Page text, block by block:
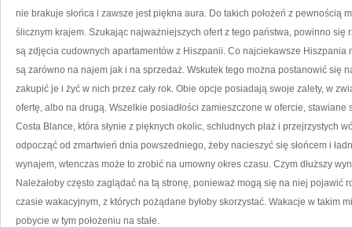
nie brakuje słońca i zawsze jest piękna aura. Do takich położeń z pewnością
ślicznym krajem. Szukając najważniejszych ofert z tego państwa, powinno się
są zdjęcia cudownych apartamentów z Hiszpanii. Co najciekawsze
są zarówno na najem jak i na sprzedaż. Wskutek tego można postanowić się
zakupić je i żyć w nich przez cały rok. Obie opcje posiadają swoje zalety, w
ofertę, albo na drugą. Wszelkie posiadłości zamieszczone w ofercie,
Costa Blance, która słynie z pięknych okolic, schludnych plaż i przejrzystych
odpocząć od zmartwień dnia powszedniego, żeby nacieszyć się słońcem i
wynajem, wtenczas może to zrobić na umowny okres czasu. Czym dłuższy
Należałoby często zaglądać na tą stronę, ponieważ mogą się na niej pojawić
czasie wakacyjnym, z których pożądane byłoby skorzystać. Wakacje w takim
pobycie w tym położeniu na stałe.